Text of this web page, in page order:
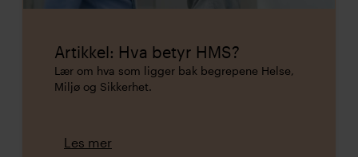
Artikkel: Hva betyr HMS?
Lær om hva som ligger bak begrepene Helse,
Miljø og Sikkerhet.
Les mer